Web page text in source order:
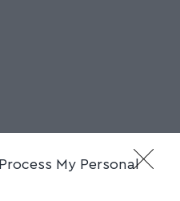
My Personal